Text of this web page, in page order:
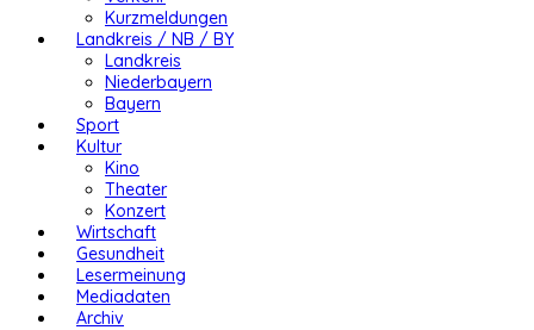
Kurzmeldungen
Landkreis / NB / BY
Landkreis
Niederbayern
Bayern
Sport
Kultur
Kino
Theater
Konzert
Wirtschaft
Gesundheit
Lesermeinung
Mediadaten
Archiv